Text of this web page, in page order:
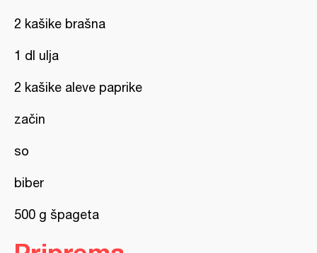
2 kašike brašna
1 dl ulja
2 kašike aleve paprike
začin
so
biber
500 g špageta